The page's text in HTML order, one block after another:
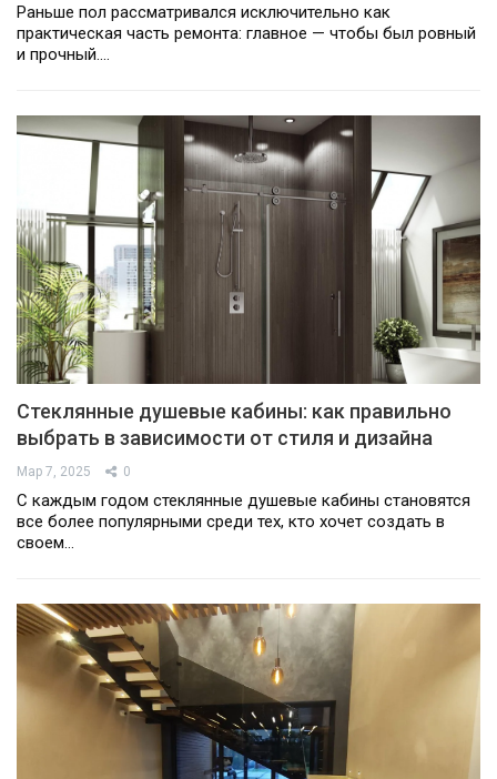
Раньше пол рассматривался исключительно как
практическая часть ремонта: главное — чтобы был ровный
и прочный.…
Стеклянные душевые кабины: как правильно
выбрать в зависимости от стиля и дизайна
Мар 7, 2025 0
С каждым годом стеклянные душевые кабины становятся
все более популярными среди тех, кто хочет создать в
своем…